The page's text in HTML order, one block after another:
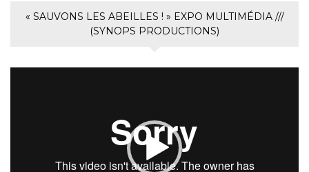
« SAUVONS LES ABEILLES ! » EXPO MULTIMÉDIA ///
(SYNOPS PRODUCTIONS)